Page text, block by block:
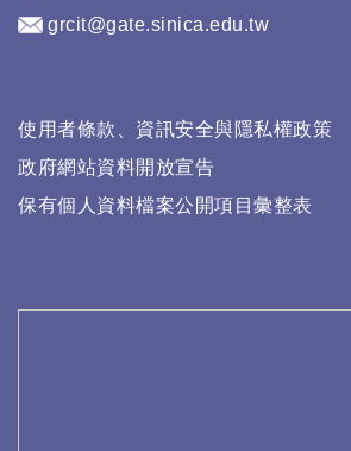
grcit@gate.sinica.edu.tw
使用者條款、資訊安全與隱私權政策
政府網站資料開放宣告
保有個人資料檔案公開項目彙整表